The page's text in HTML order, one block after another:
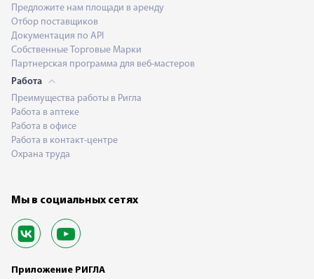
Предложите нам площади в аренду
Отбор поставщиков
Документация по API
Собственные Торговые Марки
Партнерская программа для веб-мастеров
Работа
Преимущества работы в Ригла
Работа в аптеке
Работа в офисе
Работа в контакт-центре
Охрана труда
Мы в социальных сетях
Приложение РИГЛА